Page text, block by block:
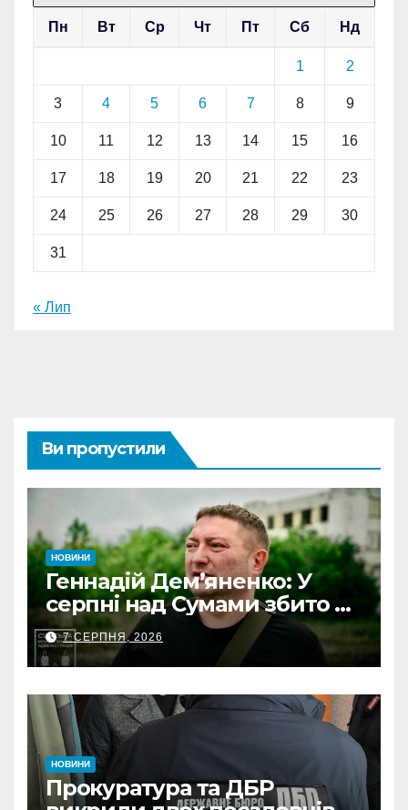
Пн Вт Ср Чт Пт Сб Нд
1 2
3 4 5 6 7 8 9
10 11 12 13 14 15 16
17 18 19 20 21 22 23
24 25 26 27 28 29 30
31
« Лип
Ви пропустили
НОВИНИ
Геннадій Дем’яненко: У
серпні над Сумами збито 6
КАБів
7 СЕРПНЯ, 2026
НОВИНИ
Прокуратура та ДБР